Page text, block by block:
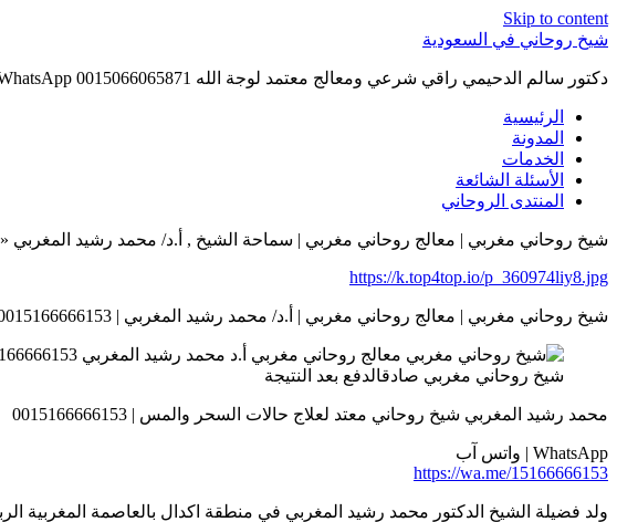
Skip to content
شيخ روحاني في السعودية
دكتور سالم الدحيمي راقي شرعي ومعالج معتمد لوجة الله 0015066065871 WhatsApp | واتس آب .
الرئيسية
المدونة
الخدمات
الأسئلة الشائعة
المنتدى الروحاني
شيخ روحاني مغربي | معالج روحاني مغربي | سماحة الشيخ , أ.د/ محمد رشيد المغربي « 0015166666153 »
https://k.top4top.io/p_360974liy8.jpg
شيخ روحاني مغربي | معالج روحاني مغربي | أ.د/ محمد رشيد المغربي | 0015166666153
شيخ روحاني مغربي صادقالدفع بعد النتيجة
محمد رشيد المغربي شيخ روحاني معتد لعلاج حالات السحر والمس | 0015166666153
WhatsApp | واتس آب
https://wa.me/15166666153